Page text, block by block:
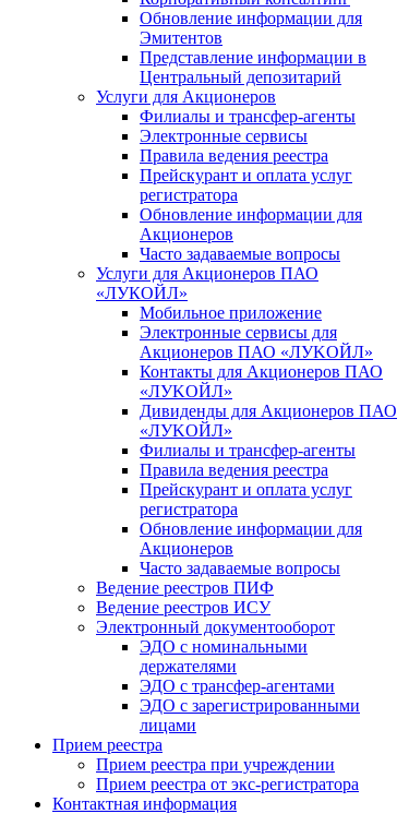
Обновление информации для
Эмитентов
Представление информации в
Центральный депозитарий
Услуги для Акционеров
Филиалы и трансфер-агенты
Электронные сервисы
Правила ведения реестра
Прейскурант и оплата услуг
регистратора
Обновление информации для
Акционеров
Часто задаваемые вопросы
Услуги для Акционеров ПАО
«ЛУКОЙЛ»
Мобильное приложение
Электронные сервисы для
Акционеров ПАО «ЛУKOЙЛ»
Контакты для Акционеров ПАО
«ЛУKOЙЛ»
Дивиденды для Акционеров ПАО
«ЛУKOЙЛ»
Филиалы и трансфер-агенты
Правила ведения реестра
Прейскурант и оплата услуг
регистратора
Обновление информации для
Акционеров
Часто задаваемые вопросы
Ведение реестров ПИФ
Ведение реестров ИСУ
Электронный документооборот
ЭДО с номинальными
держателями
ЭДО с трансфер-агентами
ЭДО с зарегистрированными
лицами
Прием реестра
Прием реестра при учреждении
Прием реестра от экс-регистратора
Контактная информация